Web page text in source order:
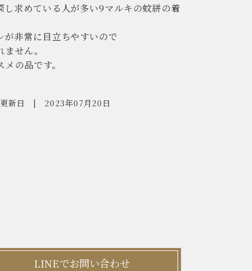
し求めている人が多い9マルキの蚊絣の着
が非常に目立ちやすいので
せん。
の品です。
更新日 2023年07月20日
LINEでお問い合わせ